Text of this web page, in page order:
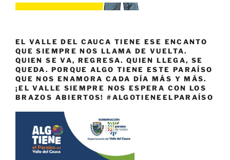
EL VALLE DEL CAUCA TIENE ESE ENCANTO
QUE SIEMPRE NOS LLAMA DE VUELTA.
QUIEN SE VA, REGRESA. QUIEN LLEGA, SE
QUEDA. PORQUE ALGO TIENE ESTE PARAÍSO
QUE NOS ENAMORA CADA DÍA MÁS Y MÁS.
¡EL VALLE SIEMPRE NOS ESPERA CON LOS
BRAZOS ABIERTOS! #ALGOTIENEELPARAÍSO